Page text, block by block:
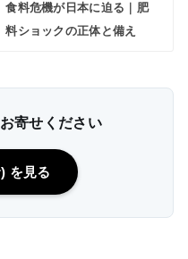
食料危機が日本に迫る｜肥
料ショックの正体と備え
寄せください
を見る